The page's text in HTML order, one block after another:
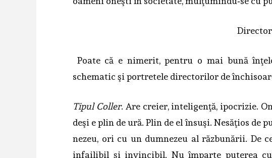
Poate că e nimerit, pentru o mai bună
schematic şi portretele directorilor de
Tipul Coller. Are creier, inteligenţă, ipocrizie.
deşi e plin de ură. Plin de el în­suşi. Nesăţios de
nezeu, ori cu un dumnezeu al răzbunării. De
infailibil şi invincibil. Nu îm­parte pute­rea